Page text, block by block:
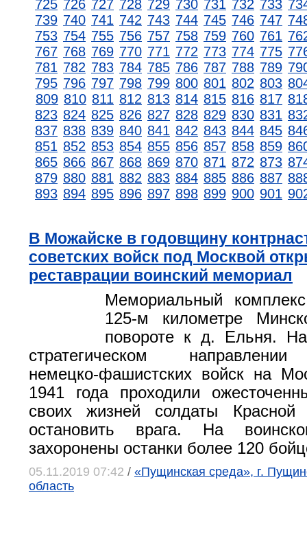
725 726 727 728 729 730 731 732 733
739 740 741 742 743 744 745 746 747
753 754 755 756 757 758 759 760 761
767 768 769 770 771 772 773 774 775
781 782 783 784 785 786 787 788 789
795 796 797 798 799 800 801 802 803
809 810 811 812 813 814 815 816 817
823 824 825 826 827 828 829 830 831
837 838 839 840 841 842 843 844 845
851 852 853 854 855 856 857 858 859
865 866 867 868 869 870 871 872 873
879 880 881 882 883 884 885 886 887
893 894 895 896 897 898 899 900 901
В Можайске в годовщину
советских войск под Москвой
реставрации воинский мемориал
Мемориальный
125-м километре
повороте к д. Ельня.
стратегическом
немецко-фашистских войск на
1941 года проходили
своих жизней солдаты
остановить врага. На
захоронены останки более 120
05.11.2019 07:42 / «Пущинская среда», г.
область